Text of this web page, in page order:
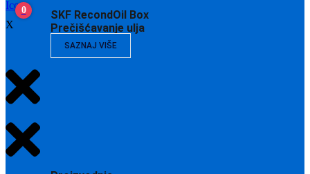
SKF RecondOil Box
Prečišćavanje ulja
SAZNAJ VIŠE
0
X